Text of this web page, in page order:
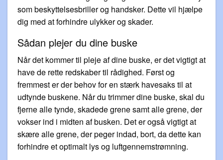
som beskyttelsesbriller og handsker. Dette vil hjælpe
dig med at forhindre ulykker og skader.
Sådan plejer du dine buske
Når det kommer til pleje af dine buske, er det vigtigt at
have de rette redskaber til rådighed. Først og
fremmest er der behov for en stærk havesaks til at
udtynde buskene. Når du trimmer dine buske, skal du
fjerne alle tynde, skadede grene samt alle grene, der
vokser ind i midten af ​​busken. Det er også vigtigt at
skære alle grene, der peger indad, bort, da dette kan
forhindre et optimalt lys og luftgennemstrømning.